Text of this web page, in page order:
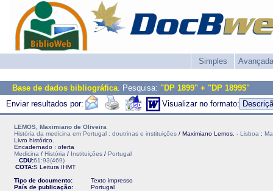
Simples Avançada
Base de dados bibliográfica. Pesquisa: "DP 1899" + "DP 1899$"
Enviar resultados por:
Visualizar no formato:
LEMOS, Maximiano de Oliveira
História da medicina em Portugal : doutrinas e instituições / Maximiano Lemos. - Lisboa :
Livro histórico.
Encadernado : oferta
Medicina / História / Instituições / Portugal
CDU:61:93(469)
COTA:S Leitura IHMT
Tipo de documento:
Texto impresso
País de publicação:
Portugal